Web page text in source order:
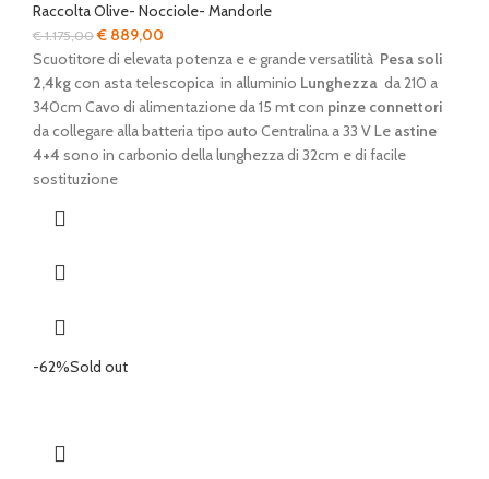
Raccolta Olive- Nocciole- Mandorle
€1.175,00Il
prezzo
originale
era:
€ 1.175,00.
€ 889,00
prezzo
attuale
è:
€ 889,00.
Scuotitore di elevata potenza e e grande versatilità Pesa soli
2,4kgcon asta telescopica in alluminio Lunghezza da 210 a
340cm Cavo di alimentazione da 15 mt con pinze connettori
da collegare alla batteria tipo auto Centralina a 33 V Le astine
4+4 sono in carbonio della lunghezza di 32cm e di facile
sostituzione
-62%Sold out